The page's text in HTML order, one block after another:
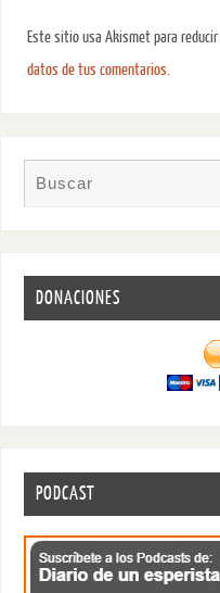
Este sitio usa Akismet para
datos de tus comentarios.
DONACIONES
PODCAST